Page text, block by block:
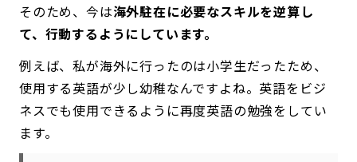
そのため、今は海外駐在に必要なスキルを逆算し
て、行動するようにしています。
例えば、私が海外に行ったのは小学生だったため、
使用する英語が少し幼稚なんですよね。英語をビジ
ネスでも使用できるように再度英語の勉強をしてい
ます。